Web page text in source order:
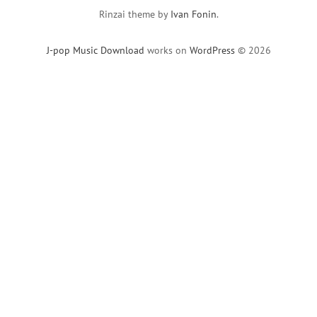
J-pop Music Download works on WordPress © 2026
Rinzai theme by Ivan Fonin.